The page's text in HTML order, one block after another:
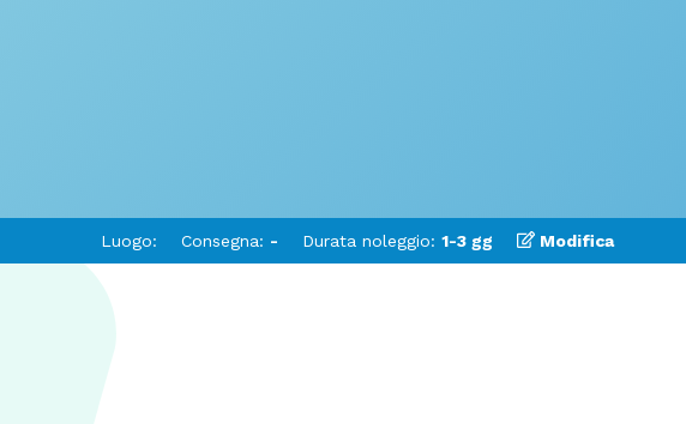
Luogo: Consegna: - Durata noleggio: 1-3 gg Modifica